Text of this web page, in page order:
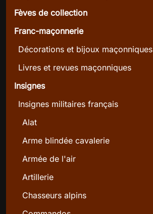
Fèves de collection
Franc-maçonnerie
Décorations et bijoux maçonniques
Livres et revues maçonniques
Insignes
Insignes militaires français
Alat
Arme blindée cavalerie
Armée de l'air
Artillerie
Chasseurs alpins